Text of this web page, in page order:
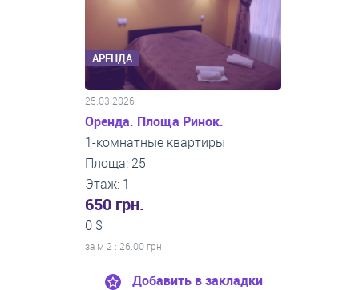
АРЕНДА
25.03.2026
Оренда. Площа Ринок.
1-комнатные квартиры
Площа: 25
Этаж: 1
650 грн.
0 $
за м 2 : 26.00 грн.
Добавить в закладки